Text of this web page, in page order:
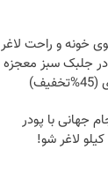
خونه و راحت لاغر
جلبک سبز معجزه
جهانی با پودر